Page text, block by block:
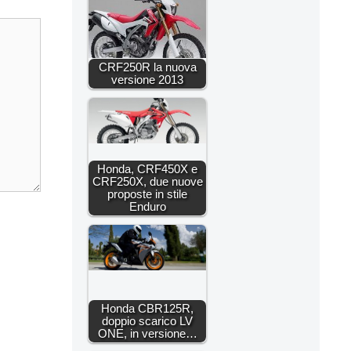
CRF250R la nuova
versione 2013
Honda, CRF450X e
CRF250X, due nuove
proposte in stile
Enduro
Honda CBR125R,
doppio scarico LV
ONE, in versione…